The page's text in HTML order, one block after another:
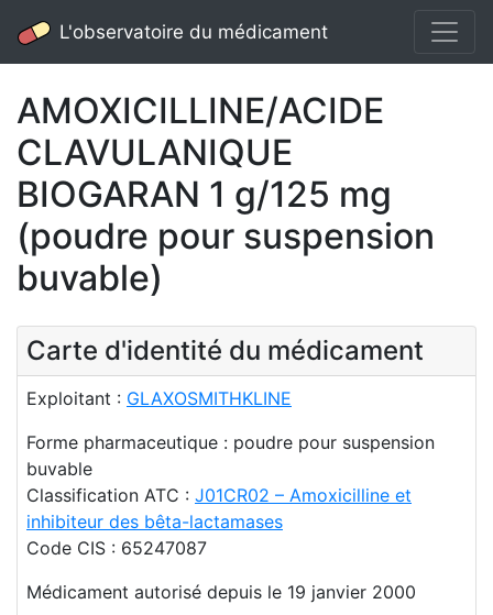
L'observatoire du médicament
AMOXICILLINE/ACIDE
CLAVULANIQUE
BIOGARAN 1 g/125 mg
(poudre pour suspension
buvable)
Carte d'identité du médicament
Exploitant : GLAXOSMITHKLINE
Forme pharmaceutique : poudre pour suspension
buvable
Classification ATC : J01CR02 – Amoxicilline et
inhibiteur des bêta-lactamases
Code CIS : 65247087
Médicament autorisé depuis le 19 janvier 2000